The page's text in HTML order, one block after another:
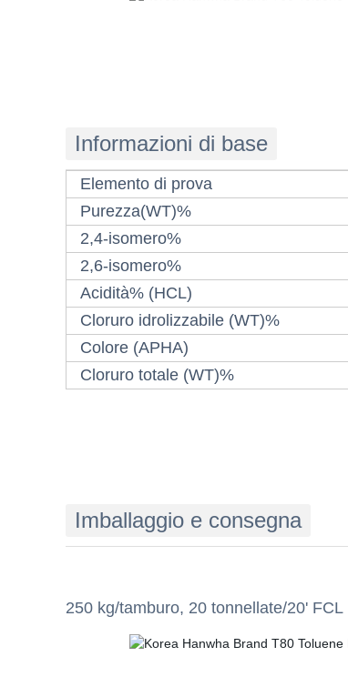
Informazioni di base
Elemento di prova
Purezza(WT)%
2,4-isomero%
2,6-isomero%
Acidità% (HCL)
Cloruro idrolizzabile (WT)%
Colore (APHA)
Cloruro totale (WT)%
Imballaggio e consegna
250 kg/tamburo, 20 tonnellate/20' FCL